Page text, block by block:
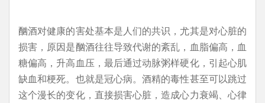
酗酒对健康的害处基本是人们的共识，尤其是对心脏的
损害，原因是酗酒往往导致代谢的紊乱，血脂偏高，血
糖偏高，升高血压，最后通过动脉粥样硬化，引起心肌
缺血和梗死。也就是冠心病。酒精的毒性甚至可以跳过
这个漫长的变化，直接损害心脏，造成心力衰竭、心律